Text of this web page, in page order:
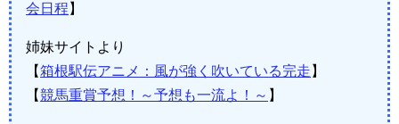
会日程 】
姉妹サイトより
【箱根駅伝アニメ：風が強く吹いている完走 】
【競馬重賞予想！～予想も一流よ！～ 】